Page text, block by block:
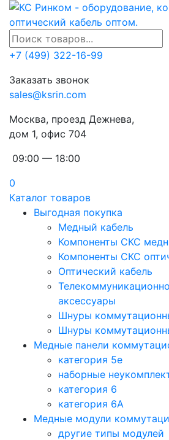
+7 (499) 322-16-99
Заказать звонок
sales@ksrin.com
Москва, проезд Дежнева,
дом 1, офис 704
09:00 — 18:00
0
Каталог товаров
Выгодная покупка
Медный кабель
Компоненты СКС
Компоненты СКС
Оптический кабель
аксессуары
Шнуры
Шнуры
Медные панели
категория 5e
наборные
категория 6
категория 6A
Медные модули
другие типы модулей